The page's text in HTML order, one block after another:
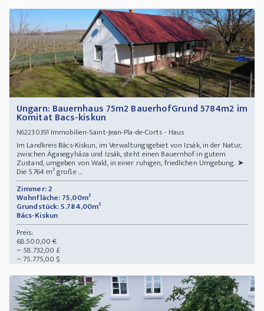
Ungarn: Bauernhaus 75m2 BauerhofGrund 5784m2 im
Komitat Bacs-kiskun
N62230391 Immobilien-Saint-Jean-Pla-de-Corts - Haus
Im Landkreis Bács-Kiskun, im Verwaltungsgebiet von Izsák, in der Natur,
zwischen Ágasegyháza und Izsák, steht einen Bauernhof in gutem
Zustand, umgeben von Wald, in einer ruhigen, friedlichen Umgebung. ➤
Die 5764 m² große ...
Zimmer: 2
Wohnfläche: 75,00m²
Grundstück: 5.784,00m²
Bács-Kiskun
Preis:
68.500,00 €
~ 58.732,00 £
~ 75.775,00 $